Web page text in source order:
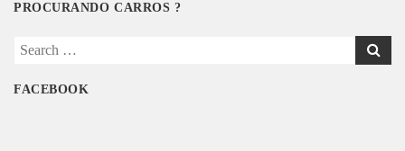
PROCURANDO CARROS ?
Search
FACEBOOK